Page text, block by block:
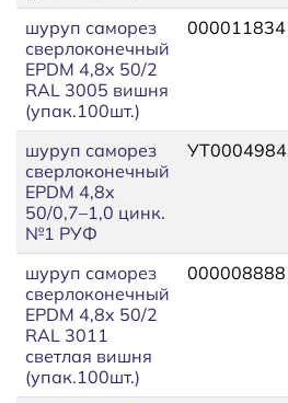
шуруп саморез
сверлоконечный
EPDM 4,8х 50/2
RAL 3005 вишня
(упак.100шт.)
000011834
шуруп саморез
сверлоконечный
EPDM 4,8х
50/0,7–1,0 цинк.
№1 РУФ
УТ0004984
шуруп саморез
сверлоконечный
EPDM 4,8х 50/2
RAL 3011
светлая вишня
(упак.100шт.)
000008888